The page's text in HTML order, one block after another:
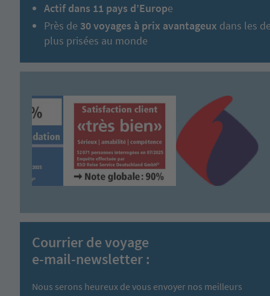
Actif dans 11 pays d’Europe
Près de 30 voyages à prix avantageux dans les
plus prisées au monde
Courrier de voyage
e-mail-newsletter :
Nous serons heureux de vous envoyer nos meilleurs